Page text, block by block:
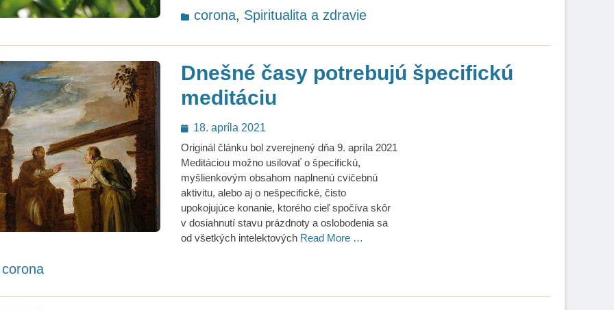
Categories
corona, Spiritualita a zdravie
Dnešné časy potrebujú špecifickú
meditáciu
Posted
on
18. apríla 2021
Originál článku bol zverejnený dňa 9. apríla 2021
Meditáciou možno usilovať o špecifickú,
myšlienkovým obsahom naplnenú cvičebnú
aktivitu, alebo aj o nešpecifické, čisto
upokojujúce konanie, ktorého cieľ spočíva skôr
v dosiahnutí stavu prázdnoty a oslobodenia sa
od všetkých intelektových Read More …
corona